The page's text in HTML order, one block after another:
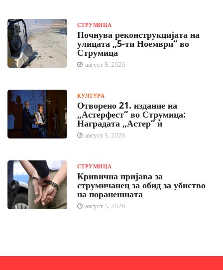
СТРУМИЦА
Почнува реконструкцијата на
улицата „5-ти Ноември“ во
Струмица
август 5, 2026
КУЛТУРА
Отворено 21. издание на
„Астерфест“ во Струмица:
Наградата „Астер“ ѝ
август 5, 2026
СТРУМИЦА
Кривична пријава за
струмичанец за обид за убиство
на поранешната
август 5, 2026